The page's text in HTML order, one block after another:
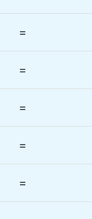
=
=
=
=
=